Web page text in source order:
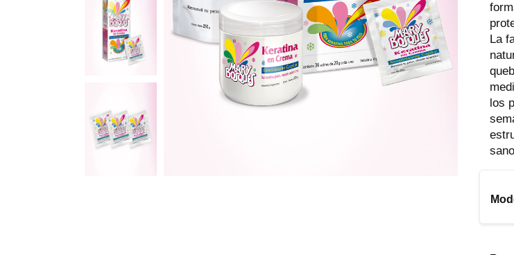
La
los